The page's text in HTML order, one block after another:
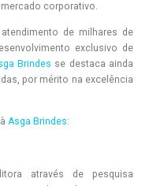
corporativo.
de milhares de
exclusivo de
Brindes se destaca ainda
por mérito na excelência
Asga Brindes:
através de pesquisa